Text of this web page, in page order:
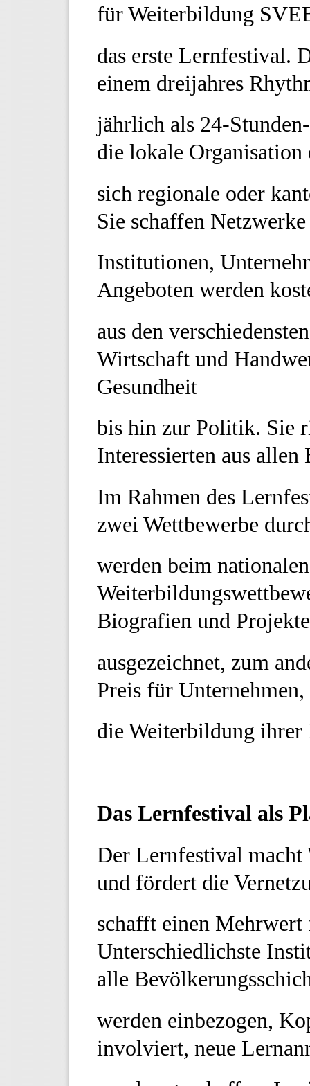
für Weiterbildung
das erste Lernfestival.
einem dreijahres
jährlich als 24-
die lokale
sich regionale oder
Sie schaffen
Institutionen,
Angeboten werden
aus den
Wirtschaft und
Gesundheit
bis hin zur Politik. Sie
Interessierten aus
Im Rahmen des
zwei Wettbewerbe
werden beim nationalen
Biografien und Projekte
ausgezeichnet, zum
Preis für
die Weiterbildung
Das Lernfestival als
Der Lernfestival
und fördert die
schafft einen
Unterschiedlichste
alle
werden einbezogen,
involviert, neue